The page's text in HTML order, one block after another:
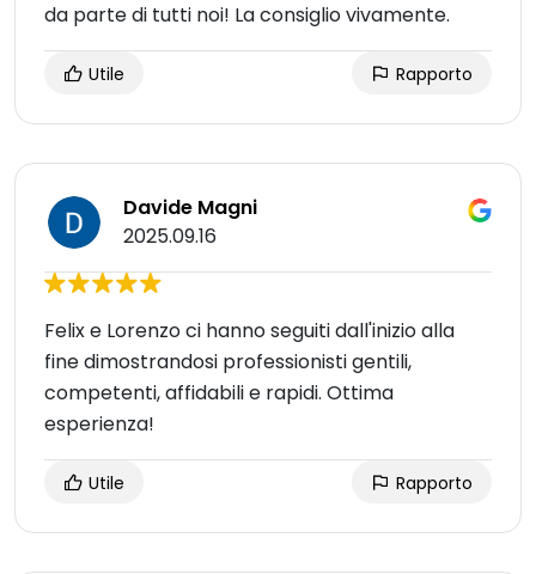
da parte di tutti noi! La consiglio vivamente.
Utile Rapporto
Davide Magni
2025.09.16
Felix e Lorenzo ci hanno seguiti dall'inizio alla
fine dimostrandosi professionisti gentili,
competenti, affidabili e rapidi. Ottima
esperienza!
Utile Rapporto